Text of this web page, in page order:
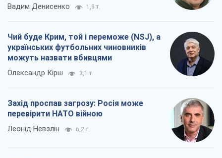
Вадим Денисенко 1,9 т.
Чий буде Крим, той і переможе (NSJ), а
українських футбольних чиновників
можуть назвати вбивцями
Олександр Кірш 3,1 т.
Захід проспав загрозу: Росія може
перевірити НАТО війною
Леонід Невзлін 6,2 т.